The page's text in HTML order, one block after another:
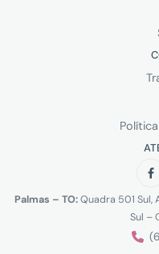
Palmas – TO:Quadra 501 Sul,
Sul –